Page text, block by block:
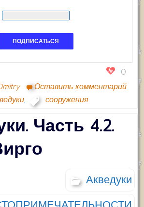
0
Оставить комментарий
, сооружения
Часть 4.2.
Акведуки